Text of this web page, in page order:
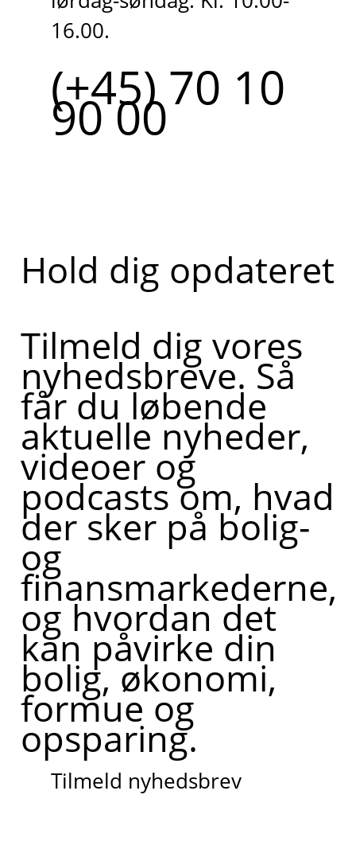
16.00.
(+45) 70 10
90 00
Hold dig opdateret
Tilmeld dig vores
nyhedsbreve. Så
får du løbende
aktuelle nyheder,
videoer og
podcasts om, hvad
der sker på bolig-
og
finansmarkederne,
og hvordan det
kan påvirke din
bolig, økonomi,
formue og
opsparing.
Tilmeld nyhedsbrev